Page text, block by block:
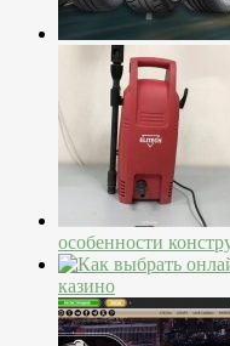
особенности
казино